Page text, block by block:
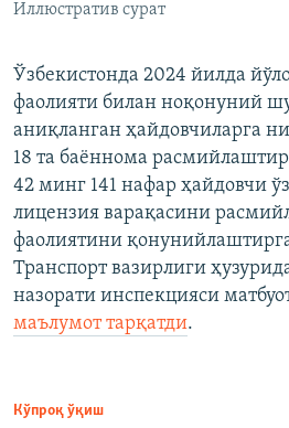
Иллюстратив сурат
Ўзбекистонда 2024 йилда
фаолияти билан ноқонуний
аниқланган ҳайдовчиларга
18 та баённома
42 минг 141 нафар ҳайдовчи
лицензия варақасини
фаолиятини
Транспорт вазирлиги
назорати инспекцияси
маълумот тарқатди.
Кўпроқ ўқиш